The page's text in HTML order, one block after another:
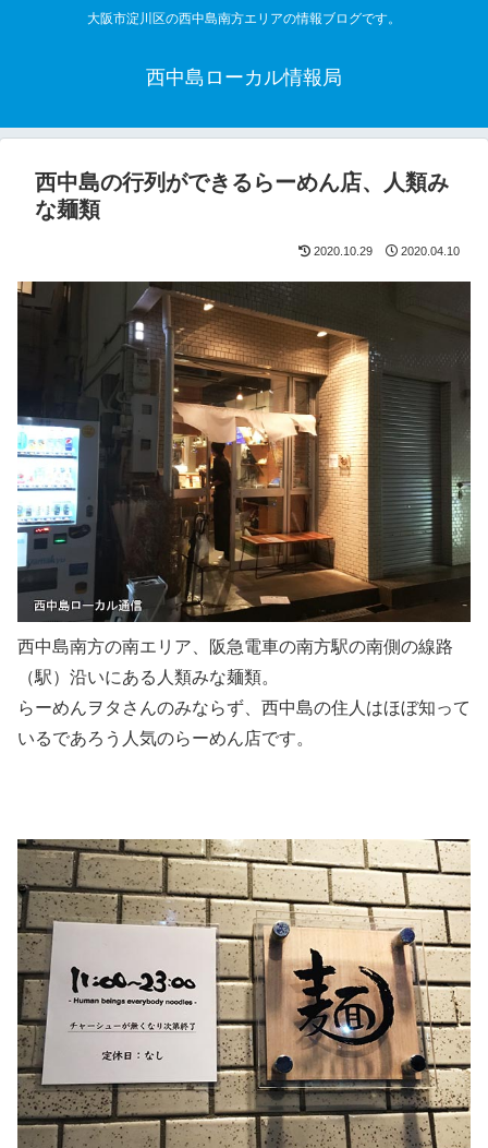
大阪市淀川区の西中島南方エリアの情報ブログです。
西中島ローカル情報局
西中島の行列ができるらーめん店、人類み
な麺類
2020.10.29 2020.04.10
西中島南方の南エリア、阪急電車の南方駅の南側の線路
（駅）沿いにある人類みな麺類。
らーめんヲタさんのみならず、西中島の住人はほぼ知って
いるであろう人気のらーめん店です。